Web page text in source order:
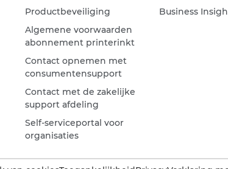
Productbeveiliging
Algemene voorwaarden
abonnement printerinkt
Contact opnemen met
consumentensupport
Contact met de zakelijke
support afdeling
Self-serviceportal voor
organisaties
Business